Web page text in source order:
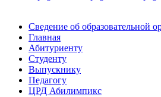
Сведение об образовательной
Главная
Абитуриенту
Студенту
Выпускнику
Педагогу
ЦРД Абилимпикс